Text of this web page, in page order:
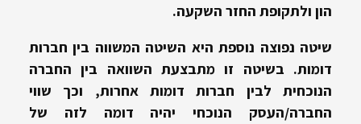
הון ולתקופת החזר השקעה.
שיטה נפוצה נוספת היא השיטה המשווה בין חברות
דומות. בשיטה זו מתבצעת השוואה בין החברה
הנוכחית לבין חברות דומות אחרות, וכך שווי
החברה/העסק הנוכחי יהיה דומה לזה של